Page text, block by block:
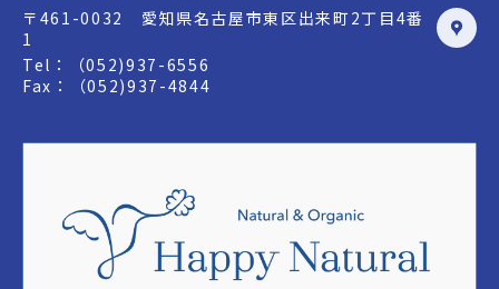
〒461-0032 愛知県名古屋市東区出来町2丁目4番
1
Tel：（052)937-6556
Fax：（052)937-4844